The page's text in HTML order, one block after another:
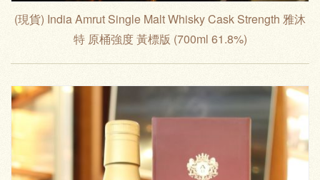
(現貨) India Amrut Single Malt Whisky Cask Strength 雅沐
特 原桶強度 黃標版 (700ml 61.8%)